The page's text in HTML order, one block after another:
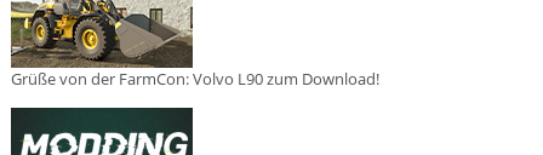
Grüße von der FarmCon: Volvo L90 zum Download!